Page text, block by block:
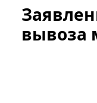
вывоза